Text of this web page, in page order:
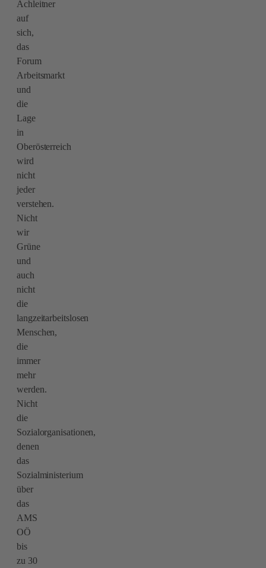
Achleitner
auf
sich,
das
Forum
Arbeitsmarkt
und
die
Lage
in
Oberösterreich
wird
nicht
jeder
verstehen.
Nicht
wir
Grüne
und
auch
nicht
die
langzeitarbeitslosen
Menschen,
die
immer
mehr
werden.
Nicht
die
Sozialorganisationen,
denen
das
Sozialministerium
über
das
AMS
OÖ
bis
zu 30